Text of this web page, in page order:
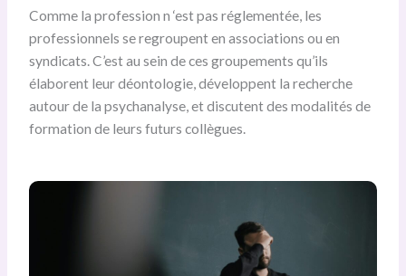
Comme la profession n ‘est pas réglementée, les
professionnels se regroupent en associations ou en
syndicats. C’est au sein de ces groupements qu’ils
élaborent leur déontologie, développent la recherche
autour de la psychanalyse, et discutent des modalités de
formation de leurs futurs collègues.